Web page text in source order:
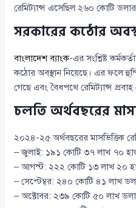
রেমিট্যান্স এসেছিল ২৬০ কোটি
সরকারের কঠোর
বাংলাদেশ ব্যাংক-এর সংশ্লিষ্ট
কঠোর অবস্থান নিয়েছে। এর ফলে
গেছে এবং বৈধপথে রেমিট্যান্স প্রবাহ
চলতি অর্থবছরের
২০২৪-২৫ অর্থবছরের মাসভিত্তিক
– জুলাই: ১৯১ কোটি ৩৭ লাখ ৭০
– আগস্ট: ২২২ কোটি ১৩ লাখ ২০
– সেপ্টেম্বর: ২৪০ কোটি ৪১ লাখ
– অক্টোবর: ২৩৯ কোটি ৫০ লাখ